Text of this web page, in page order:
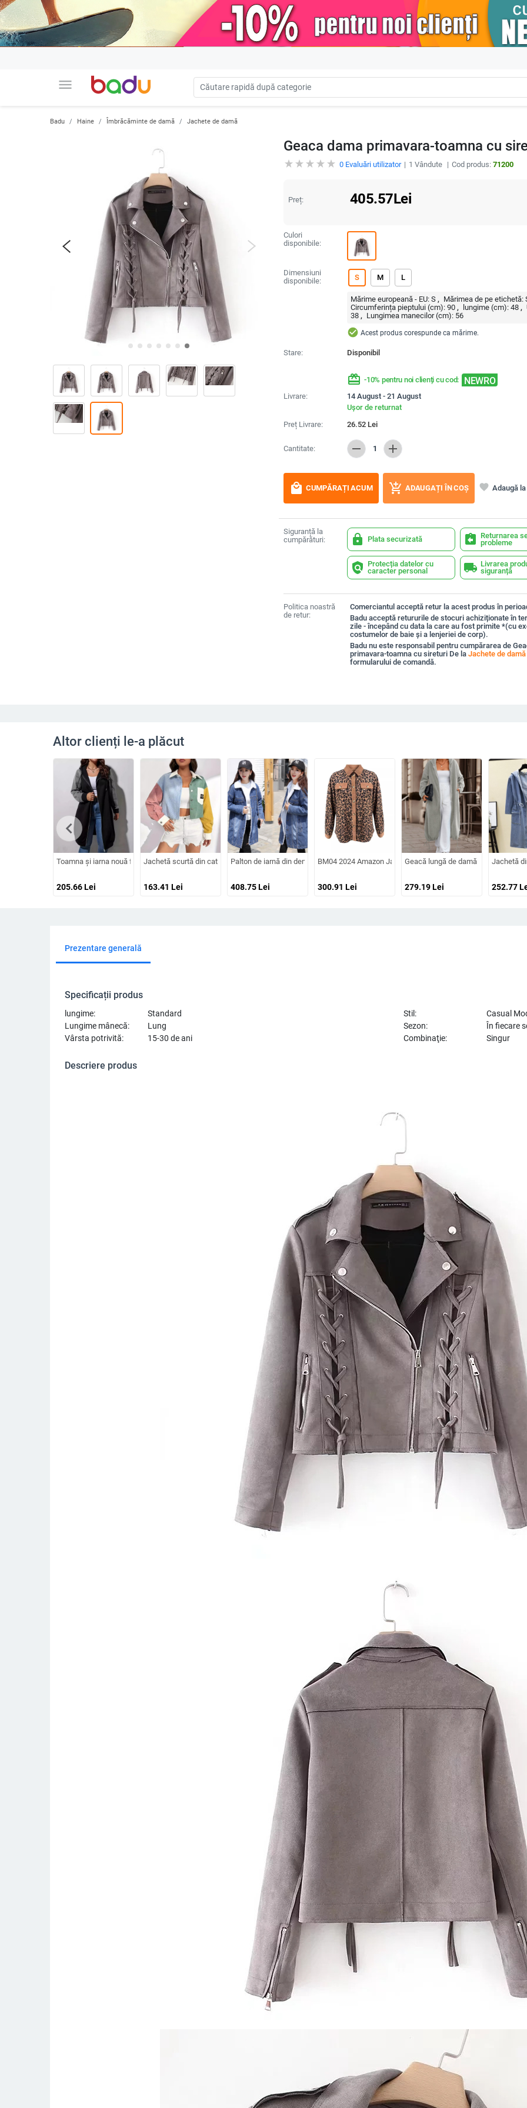
menu
Badu Haine Îmbrăcăminte de damă Jachete de damă
Geaca dama primavara-toamna cu
0Evaluări utilizator 1 Vândute Cod produs: 71200
Preț: 405.57Lei
Culori
disponibile:
Dimensiuni
disponibile:
S M L
Mărime europeană - EU: S Mărimea de pe etichetă:
Circumferința pieptului (cm): 90 lungime (cm): 48
38
Lungimea manecilor (cm): 56
check_circle Acest produs corespunde ca mărime.
Stare: Disponibil
redeem -10% pentru noi clienți cu cod: NEWRO
Livrare:
14 August - 21 August
Ușor de returnat
Preț Livrare:
26.52Lei
Cantitate: remove 1 add
local_mall CUMPĂRAȚI ACUM add_shopping_cart ADAUGAȚI ÎN COȘ favorite Adaugă
Siguranță la
cumpărături:
lock Plata securizată assignment_return Returnarea
probleme
policy Protecția datelor cu
caracter personal
local_shipping Livrarea
siguranță
Politica noastră
de retur:
Comerciantul acceptă retur la acest produs în
Badu acceptă retururile de stocuri achiziționate în
zile - începând cu data la care au fost primite *(cu
costumelor de baie și a lenjeriei de corp).
Badu nu este responsabil pentru cumpărarea de
primavara-toamna cu sireturi De la Jachete de damă
formularului de comandă.
Altor clienți le-a plăcut
Toamna și iarna nouă femei europene și americane elegante lungi cu glugă hanorac jachetă vrac haină
205.66Lei
Jachetă scurtă din catifea reiată, cusături contrastante de culoare, subțire, vrac, all-match, casual, 2024, top scurt
163.41 Lei
Palton de iarnă din denim, căptușit cu fleece, de mărime plus, din lână de miel, de
408.75Lei
BM04 2024 Amazon Jachetă transfrontalieră pentru femei,
300.91 Lei
Geacă lungă de damă cu glugă și
279.19Lei
Jachetă
252.77
chevron_left
Prezentare generală
Specificații produs
lungime: Standard Stil:
Casual
Lungime mânecă:
Lung Sezon:
În fiecare
Vârsta potrivită:
15-30 de ani Combinaţie: Singur
Descriere produs